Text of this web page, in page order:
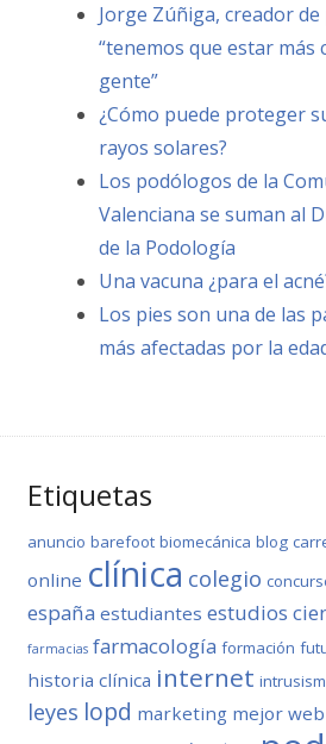
Jorge Zúñiga, creador
“tenemos que estar más
gente”
¿Cómo puede proteger
rayos solares?
Los podólogos de la
Valenciana se suman al
de la Podología
Una vacuna ¿para el
Los pies son una de las
más afectadas por la
Etiquetas
anuncio barefoot biomecánica blog
online clínica colegio
españa estudiantes estudios
farmacias farmacología formación
historia clínica internet
leyes lopd marketing mejor